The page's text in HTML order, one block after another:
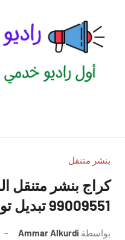
المحتوى
الكويت
للاعلانات
بالكويت
بنشر متنقل
كراج بنشر متنقل
99009551‬ تبديل تواير و بطارية السيارة
بواسطة Ammar Alkurdi